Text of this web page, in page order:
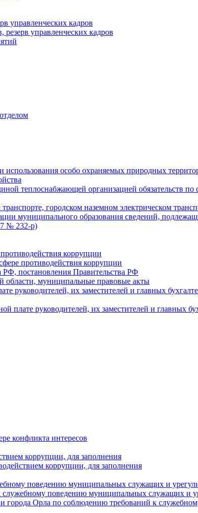
управленческих кадров
управленческих кадров
особо охраняемых природных
теплоснабжающей организацией обязательств по
городском наземном электрическом
муниципального образования сведений,
№ 232-р)
коррупции
противодействия коррупции
постановления Правительства РФ
области, муниципальные правовые акты
руководителей, их заместителей и главных
плате руководителей, их заместителей и
конфликта интересов
коррупции, для заполнения
коррупции, для заполнения
поведению муниципальных служащих и
поведению муниципальных служащих и
Орла по соблюдению требований к